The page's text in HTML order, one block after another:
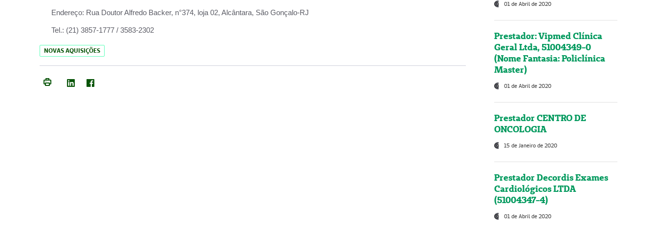
Endereço: Rua Doutor Alfredo Backer, n°374, loja 02, Alcântara, São Gonçalo-RJ
Tel.: (21) 3857-1777 / 3583-2302
NOVAS AQUISIÇÕES
01 de Abril de 2020
Prestador: Vipmed Clínica
Geral Ltda, 51004349-0
(Nome Fantasia: Policlínica
Master)
01 de Abril de 2020
Prestador CENTRO DE
ONCOLOGIA
15 de Janeiro de 2020
Prestador Decordis Exames
Cardiológicos LTDA
(51004347-4)
01 de Abril de 2020